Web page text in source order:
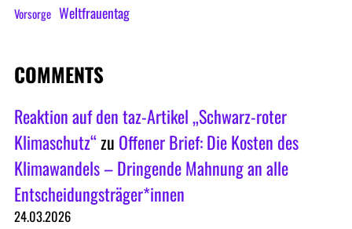
Vorsorge Weltfrauentag
COMMENTS
Reaktion auf den taz-Artikel „Schwarz-roter
Klimaschutz“zu Offener Brief: Die Kosten des
Klimawandels – Dringende Mahnung an alle
Entscheidungsträger*innen
24.03.2026